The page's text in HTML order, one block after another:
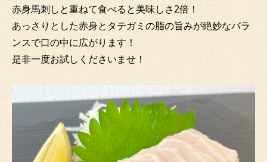
赤身馬刺しと重ねて食べると美味しさ2倍！
あっさりとした赤身とタテガミの脂の旨みが絶妙なバラ
ンスで口の中に広がります！
是非一度お試しくださいませ！